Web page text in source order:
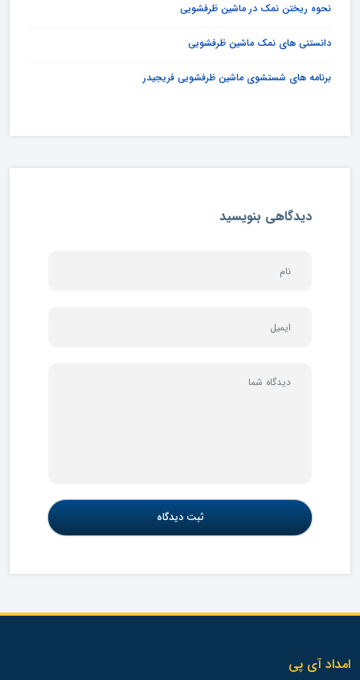
نحوه ریختن نمک در ماشین ظرفشویی
دانستنی های نمک ماشین ظرفشویی
برنامه های شستشوی ماشین ظرفشویی فریجیدر
دیدگاهی بنویسید
امداد آی پی